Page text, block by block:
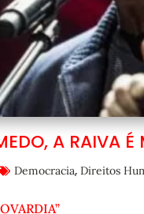
A RAIVA
Democracia, Direitos